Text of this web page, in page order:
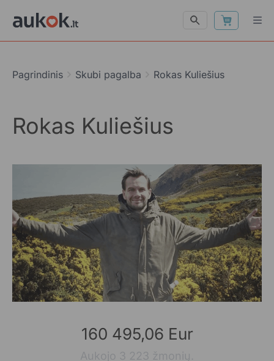
Pagrindinis Skubi pagalba Rokas Kuliešius
Rokas Kuliešius
160 495,06 Eur